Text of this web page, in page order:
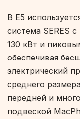
В E5
система SERES
130 кВт и
обеспечивая
электрический
среднего
передней и
подвеской